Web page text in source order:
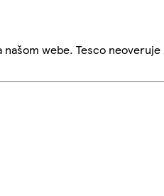
webe. Tesco